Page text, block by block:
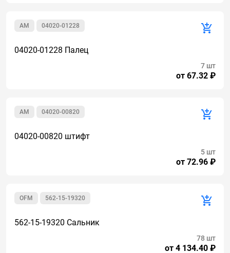
04020-01228
AM
04020-01228 Палец
от 67.32 ₽
7 шт
04020-00820
AM
04020-00820 штифт
от 72.96 ₽
5 шт
562-15-19320
OFM
562-15-19320 Сальник
от 4 134.40 ₽
78 шт